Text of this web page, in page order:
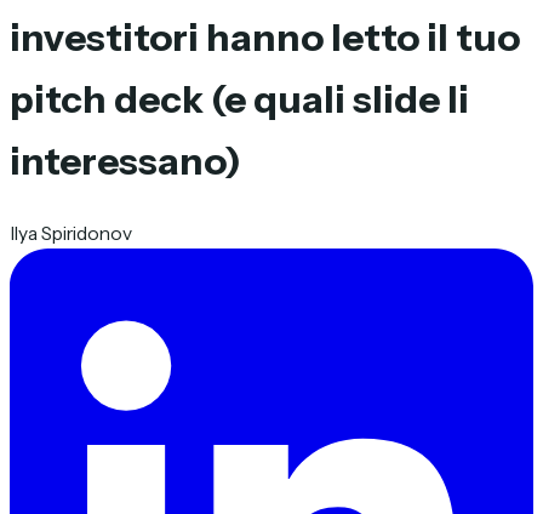
investitori hanno letto il tuo
pitch deck (e quali slide li
interessano)
Ilya Spiridonov